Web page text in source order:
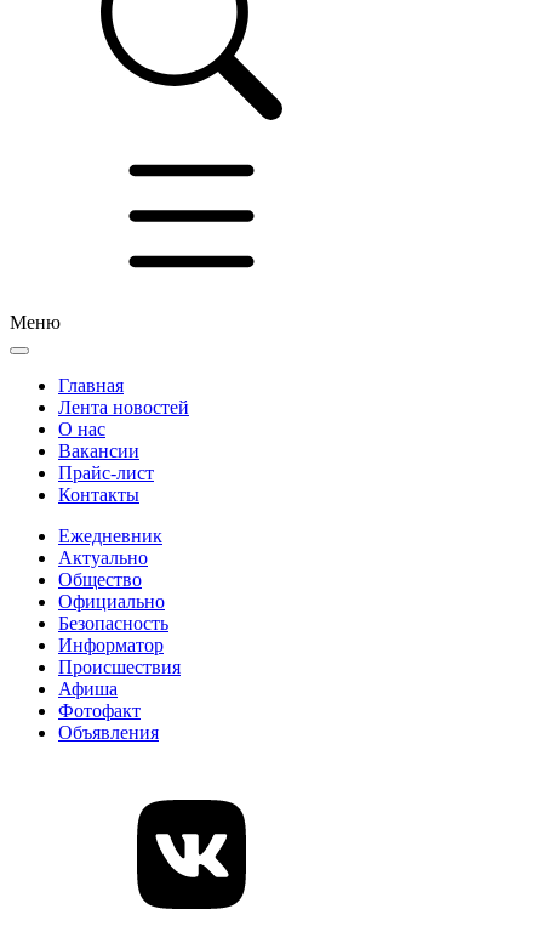
Меню
Главная
Лента новостей
О нас
Вакансии
Прайс-лист
Контакты
Ежедневник
Актуально
Общество
Официально
Безопасность
Информатор
Происшествия
Афиша
Фотофакт
Объявления